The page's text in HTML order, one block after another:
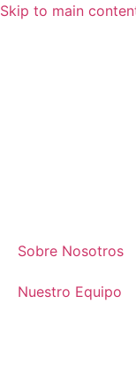
Skip to main
Sobre Nosotros
Nuestro Equipo